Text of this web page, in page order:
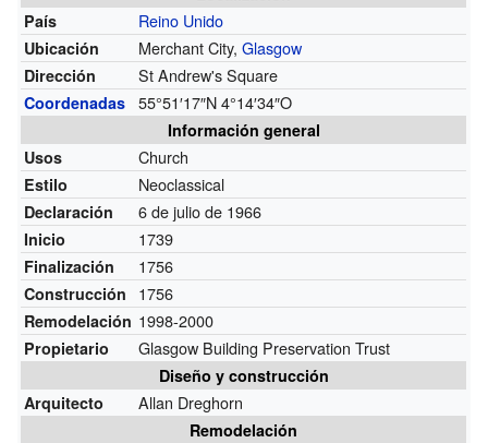
País
Reino Unido
Ubicación Merchant City,Glasgow
Dirección St Andrew's Square
Coordenadas 55°51′17″N4°14′34″O
Información general
Usos
Church
Estilo Neoclassical
Declaración 6 de julio de 1966
Inicio 1739
Finalización 1756
Construcción 1756
Remodelación 1998-2000
Propietario Glasgow Building Preservation Trust
Diseño y construcción
Arquitecto
Allan Dreghorn
Remodelación